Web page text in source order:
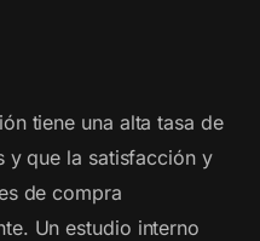
tiene una alta tasa de
y que la satisfacción y
de compra
Un estudio interno